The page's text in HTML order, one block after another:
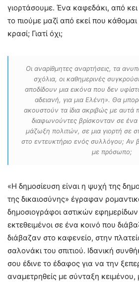
γιορτάσουμε. Ένα καφεδάκι, από
το πιούμε μαζί από εκεί που
κρασί; Γιατί όχι;
Οι αναρίθμητες αναρτήσεις, τα
σχόλια, οι καθημερινές
αποδίδουν μια εικόνα που δεν
αδειανή, για μια Ελένη». Θα
ακουστούν τα ίδια ακριβώς με αυτά
διαφωνούντες βρίσκονταν σε ένα
μάζωξη πολιτών, σε μια γιορτή σε
στο εντευκτήριο ενός συλλόγου; Αν
με πρόσωπο;
«Η δημοσίευση είναι η ψυχή της
της δικαιοσύνης» έγραφαν
δημοσιογράφοι αστικών
εκτεθειμένοι σε ένα κοινό που
διάβαζαν στο καφενείο, στην
σαλονάκι του σπιτιού. Ιδανική
σου έδινε το έδαφος για να την
αναμετρηθείς με σύνταξη